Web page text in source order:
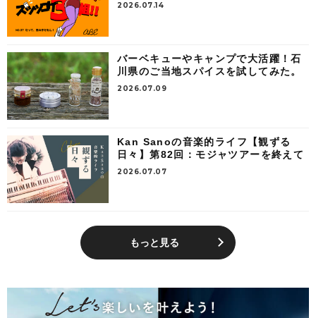
2026.07.14
バーベキューやキャンプで大活躍！石
川県のご当地スパイスを試してみた。
2026.07.09
Kan Sanoの音楽的ライフ【観ずる
日々】第82回：モジャツアーを終えて
2026.07.07
もっと見る